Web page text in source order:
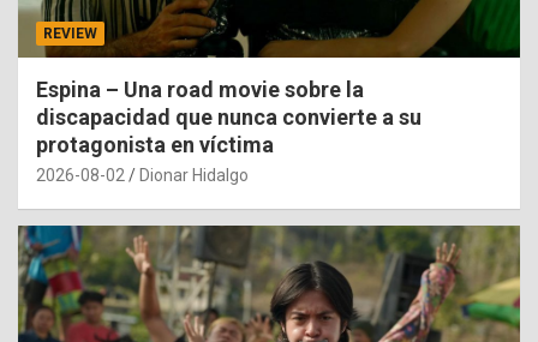
REVIEW
Espina – Una road movie sobre la
discapacidad que nunca convierte a su
protagonista en víctima
2026-08-02 Dionar Hidalgo